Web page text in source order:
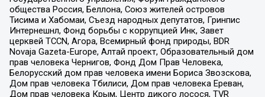
общества Россия, Беллона, Союз жителей островов
Тисима и Хабомаи, Съезд народных депутатов, Гринпис
Интернешнл, Фонд борьбы с коррупцией Инк, Завет
церквей TCCN, Агора, Всемирный фонд природы, BDR
Novaja Gazeta-Europe, Алтай проект, Образовательный дом
прав человека Чернигов, Фонд Дом Прав Человека,
Белорусский дом прав человека имени Бориса Звозскова,
Дом прав человека Тбилиси, Дом прав человека Ереван,
Дом прав человека Крым, Центр дикого лосося, TVR